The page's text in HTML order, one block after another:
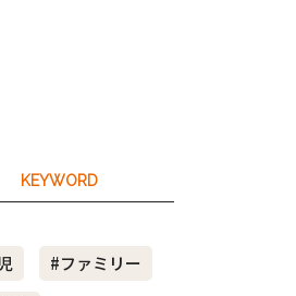
KEYWORD
#ファミリー